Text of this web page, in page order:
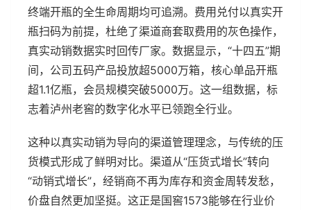
终端开瓶的全生命周期均可追溯。费用兑付以真实开
瓶扫码为前提，杜绝了渠道商套取费用的灰色操作，
真实动销数据实时回传厂家。数据显示，“十四五”期
间，公司五码产品投放超5000万箱，核心单品开瓶
超1.1亿瓶，会员规模突破5000万。这一组数据，标
志着泸州老窖的数字化水平已领跑全行业。
这种以真实动销为导向的渠道管理理念，与传统的压
货模式形成了鲜明对比。渠道从“压货式增长”转向
“动销式增长”，经销商不再为库存和资金周转发愁，
价盘自然更加坚挺。这正是国窖1573能够在行业价